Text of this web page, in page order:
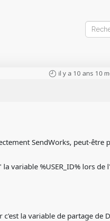
il y a 10 ans 10
SendWorks, peut-être
variable %USER_ID% lors de
la variable de partage de